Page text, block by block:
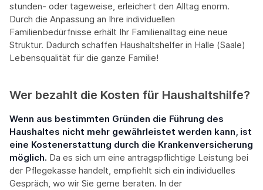
stunden- oder tageweise, erleichert den Alltag enorm.
Durch die Anpassung an Ihre individuellen
Familienbedürfnisse erhält Ihr Familienalltag eine neue
Struktur. Dadurch schaffen Haushaltshelfer in Halle (Saale)
Lebensqualität für die ganze Familie!
Wer bezahlt die Kosten für Haushaltshilfe?
Wenn aus bestimmten Gründen die Führung des
Haushaltes nicht mehr gewährleistet werden kann, ist
eine Kostenerstattung durch die Krankenversicherung
möglich. Da es sich um eine antragspflichtige Leistung bei
der Pflegekasse handelt, empfiehlt sich ein individuelles
Gespräch, wo wir Sie gerne beraten. In der